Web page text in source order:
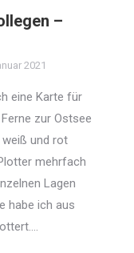
–
2021
eine Karte für
zur Ostsee
und rot
mehrfach
Lagen
habe ich aus